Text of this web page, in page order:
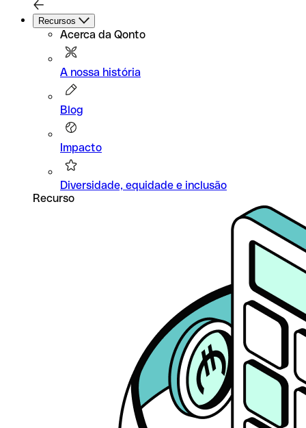
Recursos
Acerca da Qonto
A nossa história
Blog
Impacto
Diversidade, equidade e inclusão
Recurso